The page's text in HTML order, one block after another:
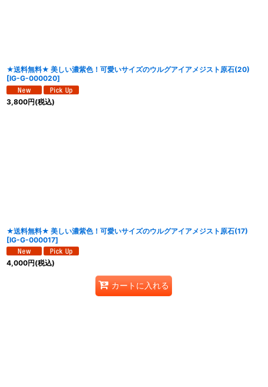
★送料無料★ 美しい濃紫色！可愛いサイズのウルグアイアメジスト原石(20)
[IG-G-000020]
3,800円(税込)
★送料無料★ 美しい濃紫色！可愛いサイズのウルグアイアメジスト原石(17)
[IG-G-000017]
4,000円(税込)
カートに入れる